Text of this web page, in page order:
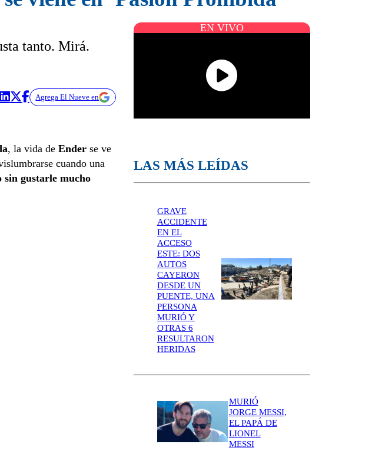
tanto. Mirá.
Agrega El Nueve en
, la vida de Ender se ve
cuando una
sin gustarle mucho
EN VIVO
LAS MÁS LEÍDAS
GRAVE
ACCIDENTE
EN EL
ACCESO
ESTE: DOS
AUTOS
CAYERON
DESDE UN
PUENTE, UNA
PERSONA
MURIÓ Y
OTRAS 6
RESULTARON
HERIDAS
MURIÓ
JORGE MESSI,
EL PAPÁ DE
LIONEL
MESSI